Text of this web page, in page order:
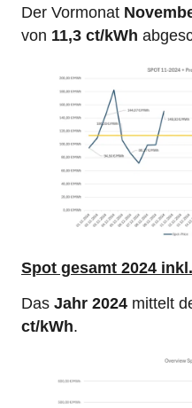
Der Vormonat
von 11,3 ct/kWh
Spot gesamt 2024
Das Jahr 2024 mittelt
ct/kWh.